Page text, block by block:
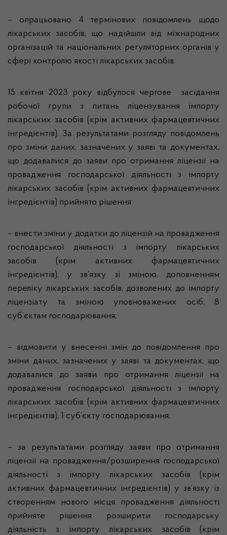
– опрацьовано 4 термінових
повідомлень щодо
лікарських засобів, що надійшли від міжнародних
організацій та національних регуляторних органів у
сфері контролю якості лікарських засобів.
15 квітня 2023 року відбулося чергове засідання
робочої групи з питань ліцензування імпорту
лікарських засобів (крім активних фармацевтичних
інгредієнтів). За результатами розгляду повідомлень
про зміни даних, зазначених у заяві та документах,
що додавалися до заяви про отримання ліцензії на
провадження господарської діяльності з імпорту
лікарських засобів (крім активних фармацевтичних
інгредієнтів) прийнято рішення:
– внести зміни у додатки до ліцензій на провадження
господарської діяльності з імпорту лікарських
засобів (крім активних фармацевтичних
інгредієнтів), у зв’язку зі зміною, доповненням
переліку лікарських засобів, дозволених до імпорту
ліцензіату та зміною уповноважених осіб, 8
суб’єктам господарювання;
– відмовити у внесенні змін до повідомлення про
зміни даних, зазначених у заяві та документах, що
додавалися до заяви про отримання ліцензії на
провадження господарської діяльності з імпорту
лікарських засобів (крім активних фармацевтичних
інгредієнтів), 1 суб’єкту господарювання;
– за результатами розгляду заяви про отримання
ліцензії на провадження/розширення господарської
діяльності з імпорту лікарських засобів (крім
активних фармацевтичних інгредієнтів) у зв’язку із
створенням нового місця провадження діяльності
прийняте рішення розширити господарську
діяльність з імпорту лікарських засобів (крім